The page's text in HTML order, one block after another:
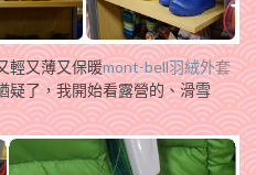
輕又薄又保暖mont-bell羽絨外套
疑了，我開始看露營的、滑雪